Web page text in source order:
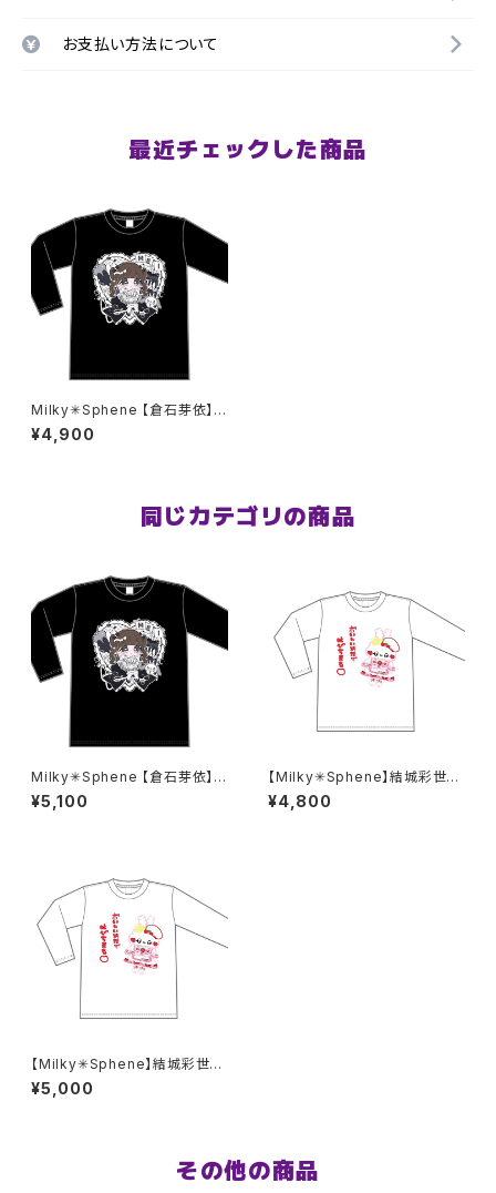
お支払い方法について
最近チェックした商品
Milky✳︎Sphene 【倉石芽依】生
誕祭ロンT S〜XLサイズ
¥4,900
同じカテゴリの商品
Milky✳︎Sphene 【倉石芽依】生
誕祭ロンT 2XL〜3XLサイズ
¥5,100
【Milky✳︎Sphene】結城彩世生
誕ロングTシャツ S〜XLサイズ
¥4,800
【Milky✳︎Sphene】結城彩世生
誕ロングTシャツ 2XL〜3XLサ
イズ
¥5,000
その他の商品